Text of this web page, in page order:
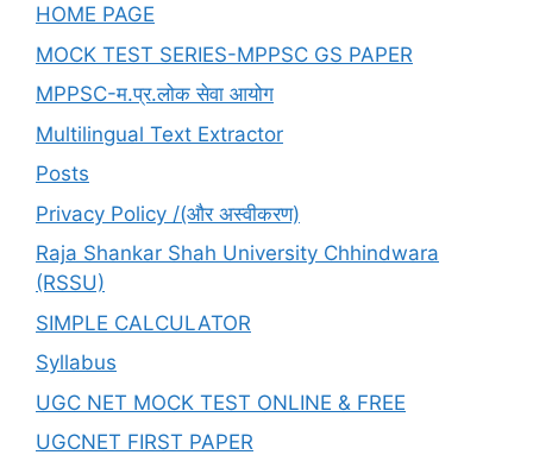
‘पुत्रदा’
एकादशीका
HOME PAGE
MOCK TEST SERIES-MPPSC GS PAPER
MPPSC-म.प्र.लोक सेवा आयोग
Multilingual Text Extractor
Posts
Privacy Policy /(और अस्वीकरण)
Raja Shankar Shah University Chhindwara
(RSSU)
SIMPLE CALCULATOR
Syllabus
UGC NET MOCK TEST ONLINE & FREE
UGCNET FIRST PAPER